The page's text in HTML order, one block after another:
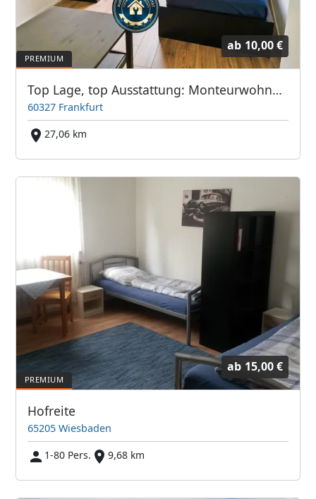
ab 10,00 €
Top Lage, top Ausstattung: Monteurwohnung Frankfurter Bett GmbH
60327 Frankfurt
27,06 km
ab 15,00 €
Hofreite
65205 Wiesbaden
1-80 Pers.
9,68 km